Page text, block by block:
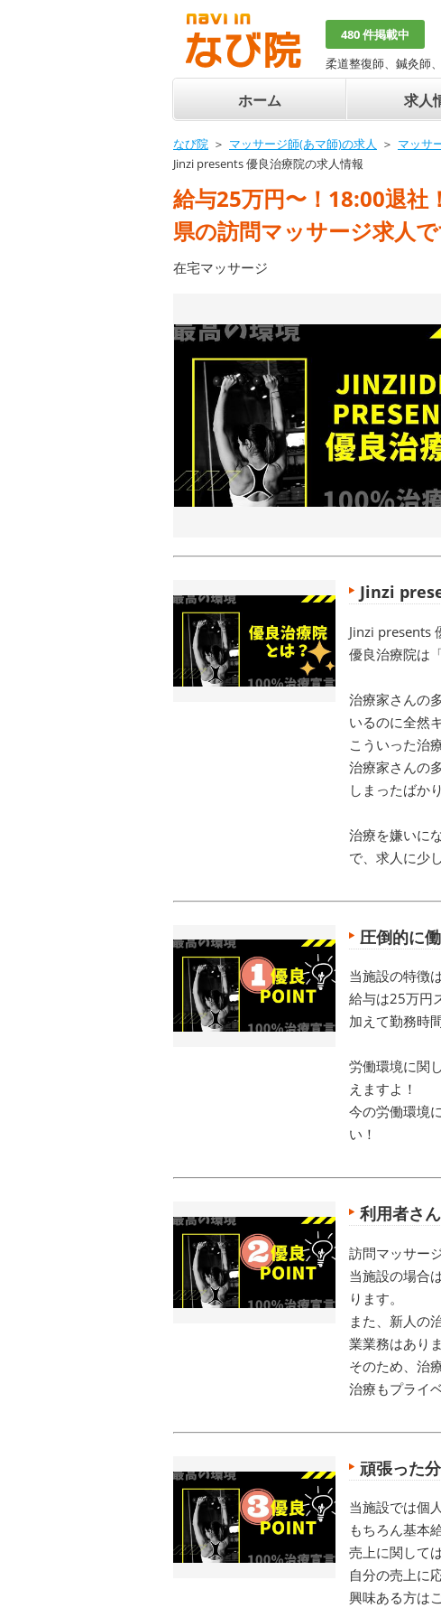
480 件掲載中
柔道整復師、鍼灸師
ホーム 求人
なび院 マッサージ師(あマ師)の求人 マッサ
Jinzi presents 優良治療院の求人情報
給与25万円〜！18:00退社
県の訪問マッサージ求人で
在宅マッサージ
Jinzi
Jinzi presents
優良治療院は
治療家さんの
いるのに全然
こういった治
治療家さんの
しまったばか
治療を嫌いに
で、求人に少
圧倒的に
当施設の特徴
給与は25万円
加えて勤務時
労働環境に関
えますよ！
今の労働環境
い！
利用者さ
訪問マッサー
当施設の場合
ります。
また、新人の
業業務はあり
そのため、治
治療もプライ
頑張った
当施設では個
もちろん基本
売上に関して
自分の売上に
興味ある方は